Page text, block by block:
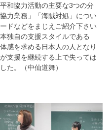
和協力活動の主要な3つの分
力業務」「海賊対処」につい
ドなどをまじえご紹介下さい
独自の支援スタイルである
感を求める日本人の人となり
支援を継続する上で失っては
た。（中仙道舞）